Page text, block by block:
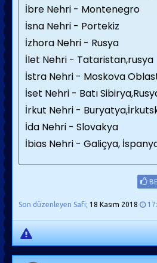
İbre Nehri - Montenegro
İsna Nehri - Portekiz
İzhora Nehri - Rusya
İlet Nehri - Tataristan,rusya
İstra Nehri - Moskova
İset Nehri - Batı
İrkut Nehri -
İda Nehri - Slovakya
İbias Nehri - Galiçya,
Son düzenleyen Safi; 18 Kasım 2018